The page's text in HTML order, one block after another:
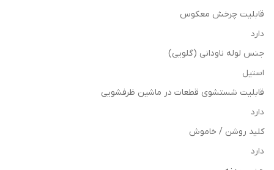
قابلیت چرخش معکوس
دارد
جنس لوله ناودانی (گلویی)
استیل
قابلیت شستشوی قطعات در ماشین ظرفشویی
دارد
کلید روشن / خاموش
دارد